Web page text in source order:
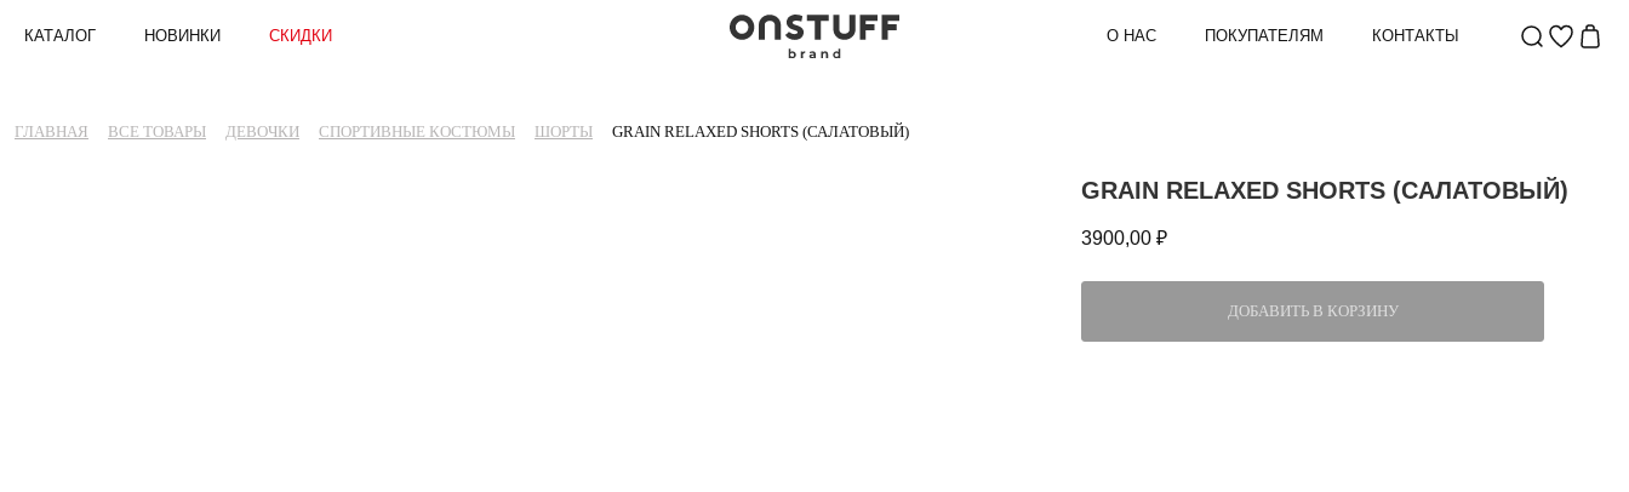
КАТАЛОГ НОВИНКИ СКИДКИ О НАС ПОКУПАТЕЛЯМ КОНТАКТЫ
ГЛАВНАЯ ВСЕ ТОВАРЫ ДЕВОЧКИ СПОРТИВНЫЕ КОСТЮМЫ ШОРТЫ GRAIN RELAXED SHORTS (САЛАТОВЫЙ)
GRAIN RELAXED SHORTS (САЛАТОВЫЙ)
3900,00 ₽
ДОБАВИТЬ В КОРЗИНУ